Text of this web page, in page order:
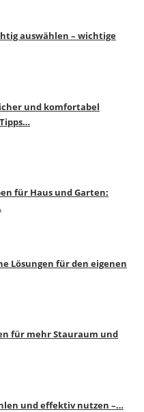
auswählen – wichtige
und komfortabel
für Haus und Garten:
Lösungen für den eigenen
für mehr Stauraum und
und effektiv nutzen –…